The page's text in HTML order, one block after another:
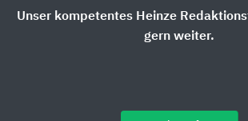
Unser kompetentes Heinze
gern weiter.